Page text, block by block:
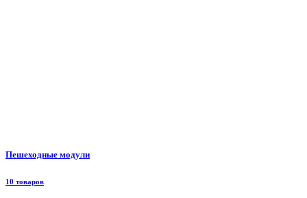
Пешеходные модули
10 товаров